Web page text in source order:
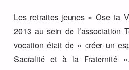
Les retraites jeunes « Ose ta
2013 au sein de l’association
vocation était de « créer un
Sacralité et à la Fraternité